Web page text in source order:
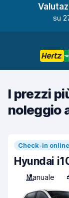
su
I prezzi
noleggio
Check-in online
Hyundai
Manuale